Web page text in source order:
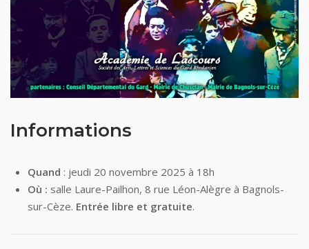
Informations
Quand : jeudi 20 novembre 2025 à 18h
Où : salle Laure-Pailhon, 8 rue Léon-Alègre à Bagnols-
sur-Cèze. Entrée libre et gratuite.